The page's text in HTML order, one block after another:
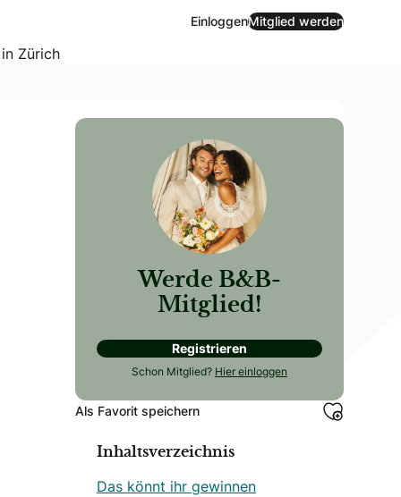
EinloggenMitglied werden
Zürich
Werde B&B-
Mitglied!
Registrieren
Schon Mitglied? Hier einloggen
Als Favorit speichern
Inhaltsverzeichnis
Das könnt ihr gewinnen